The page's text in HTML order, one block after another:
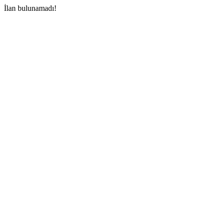
İlan bulunamadı!